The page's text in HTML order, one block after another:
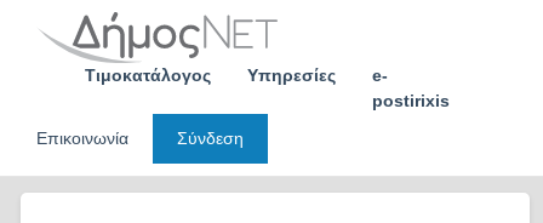
Τιμοκατάλογος Υπηρεσίες
e-
postirixis
Επικοινωνία
Σύνδεση